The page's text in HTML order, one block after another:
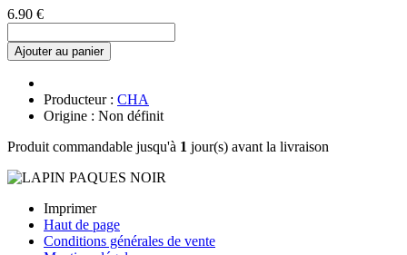
6.90 €
Ajouter au panier
Producteur : CHA
Origine : Non définit
Produit commandable jusqu'à 1 jour(s) avant la livraison
Imprimer
Haut de page
Conditions générales de vente